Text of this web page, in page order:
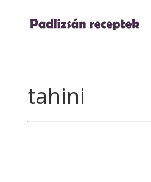
tahini